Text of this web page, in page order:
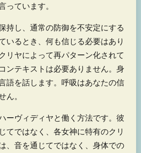
っています。
持し、通常の防御を不安定にする
いるとき、何も信じる必要はあり
リヤによって再パターン化されて
ンテキストは必要ありません。身
語を話します。呼吸はあなたの信
ん。
ーヴィディヤと働く方法です。彼
てではなく、各女神に特有のクリ
、音を通じてではなく、身体での